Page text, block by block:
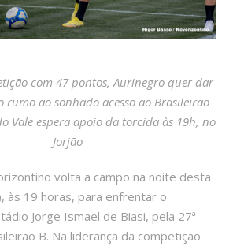
com 47 pontos, Aurinegro quer dar
rumo ao sonhado acesso ao Brasileirão
Vale espera apoio da torcida às 19h, no
Jorjão
volta a campo na noite desta
às 19 horas, para enfrentar o
Jorge Ismael de Biasi, pela 27ª
B. Na liderança da competição